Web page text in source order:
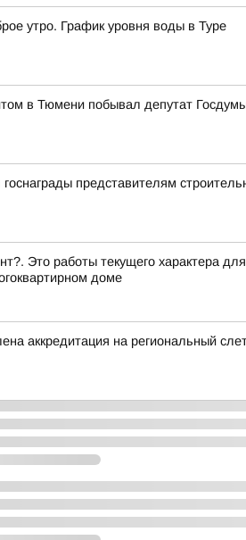
утро. График уровня воды в Туре
в Тюмени побывал депутат
представителям
Это работы текущего характера
доме
аккредитация на региональный